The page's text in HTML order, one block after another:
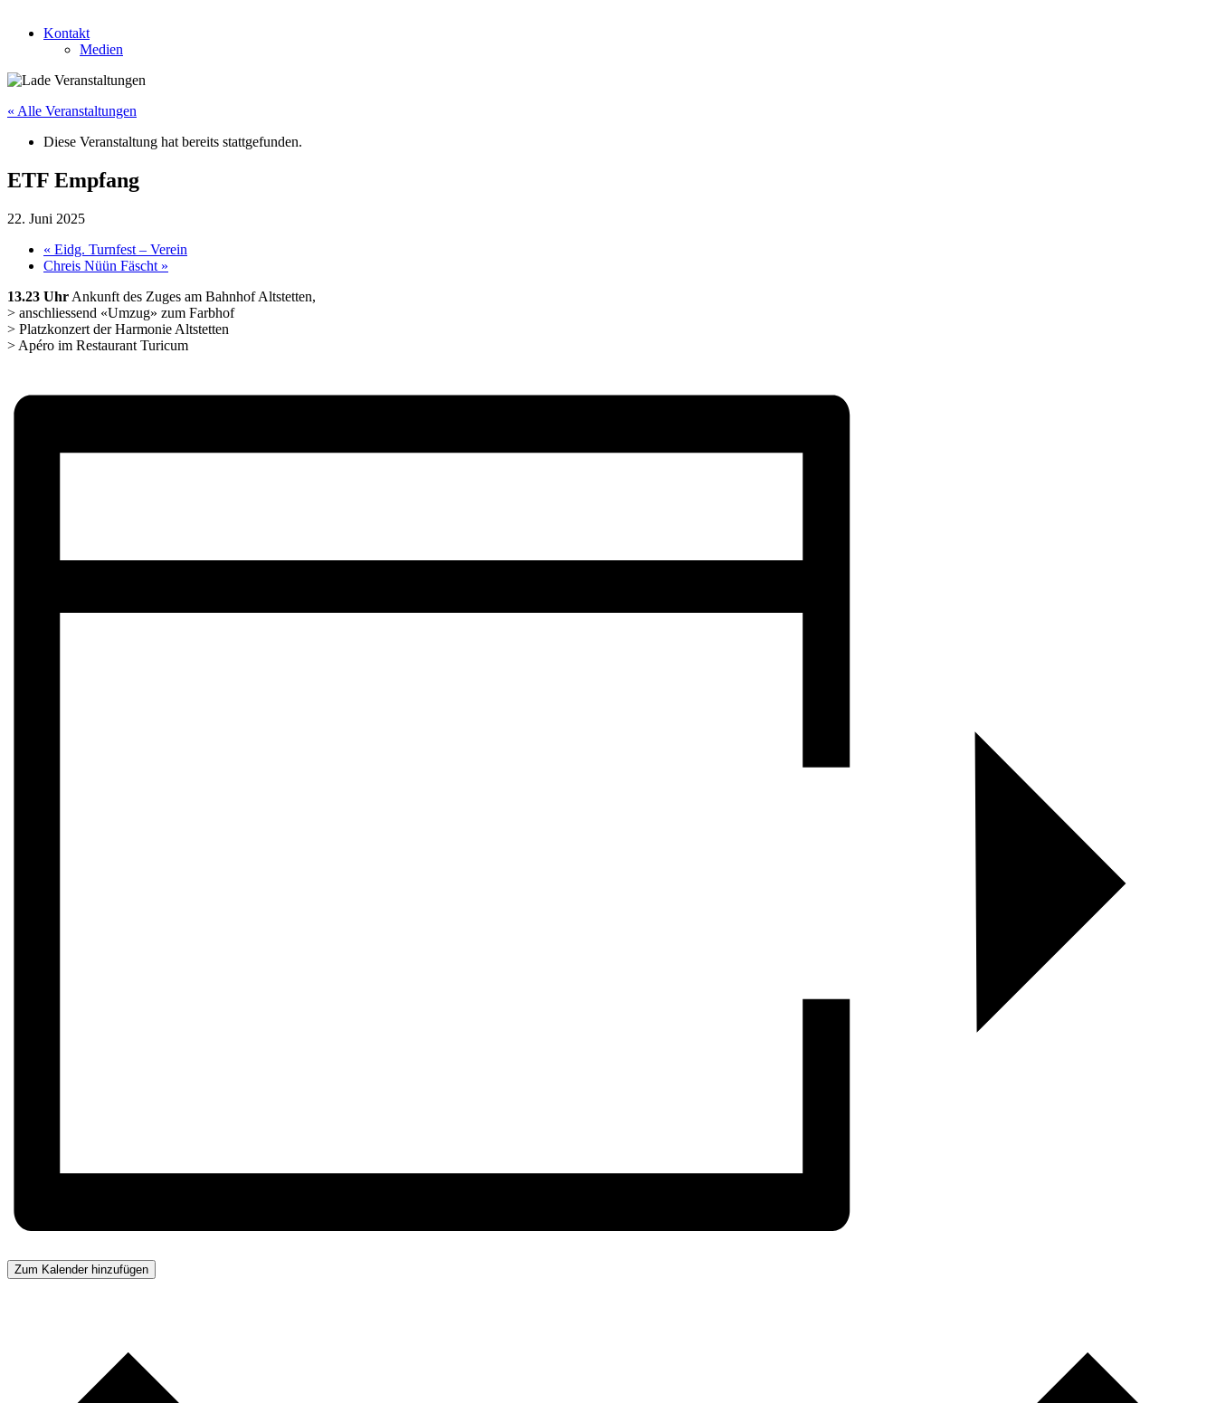
Kontakt
Medien
« Alle Veranstaltungen
Diese Veranstaltung hat bereits stattgefunden.
ETF Empfang
22. Juni 2025
« Eidg. Turnfest – Verein
Chreis Nüün Fäscht »
13.23 Uhr Ankunft des Zuges am Bahnhof Altstetten,
> anschliessend «Umzug» zum Farbhof
> Platzkonzert der Harmonie Altstetten
> Apéro im Restaurant Turicum
Zum Kalender hinzufügen